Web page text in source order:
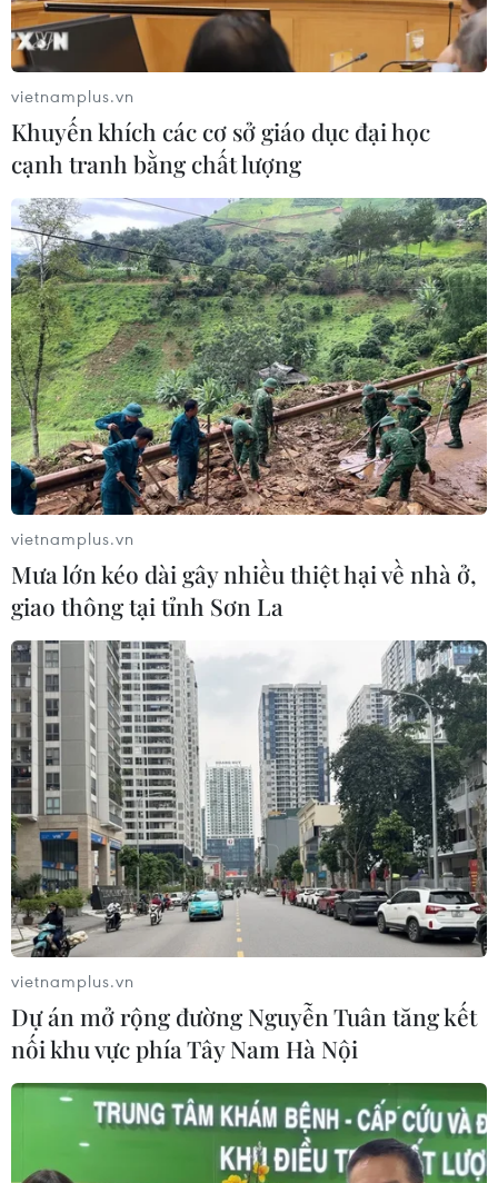
vietnamplus.vn
Khuyến khích các cơ sở giáo dục đại học
cạnh tranh bằng chất lượng
vietnamplus.vn
Mưa lớn kéo dài gây nhiều thiệt hại về nhà ở,
giao thông tại tỉnh Sơn La
vietnamplus.vn
Dự án mở rộng đường Nguyễn Tuân tăng kết
nối khu vực phía Tây Nam Hà Nội